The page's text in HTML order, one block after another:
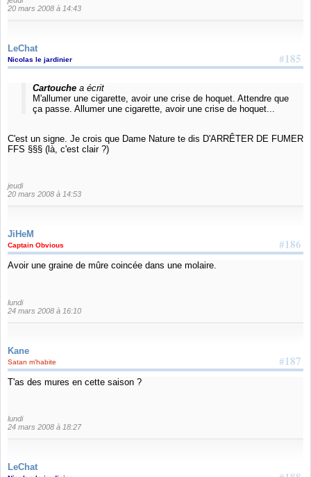
20 mars 2008 à 14:43
LeChat
#185
Nicolas le jardinier
Cartouchea écrit
M'allumer une cigarette, avoir une crise de hoquet. Attendre que
ça passe. Allumer une cigarette, avoir une crise de hoquet...
C'est un signe. Je crois que Dame Nature te dis D'ARRÊTER DE FUMER
FFS §§§ (là, c'est clair ?)
jeudi
20 mars 2008 à 14:53
JiHeM
#186
Captain Obvious
Avoir une graine de mûre coincée dans une molaire.
lundi
24 mars 2008 à 16:10
Kane
#187
Satan m'habite
T'as des mures en cette saison ?
lundi
24 mars 2008 à 18:27
LeChat